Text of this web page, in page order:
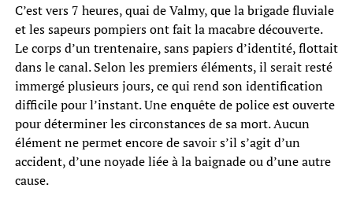
C’est vers 7 heures, quai de Valmy, que la brigade fluviale
et les sapeurs pompiers ont fait la macabre découverte.
Le corps d’un trentenaire, sans papiers d’identité, flottait
dans le canal. Selon les premiers éléments, il serait resté
immergé plusieurs jours, ce qui rend son identification
difficile pour l’instant. Une enquête de police est ouverte
pour déterminer les circonstances de sa mort. Aucun
élément ne permet encore de savoir s’il s’agit d’un
accident, d’une noyade liée à la baignade ou d’une autre
cause.